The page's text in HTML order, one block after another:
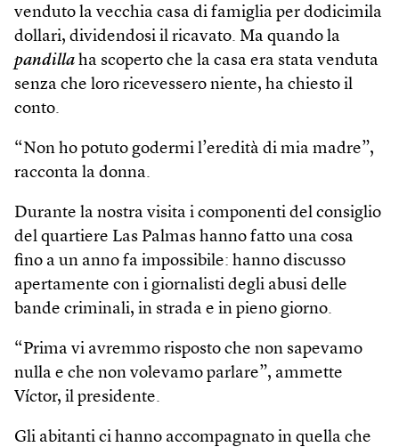
venduto la vecchia casa di famiglia per dodicimila
dollari, dividendosi il ricavato. Ma quando la
pandilla ha scoperto che la casa era stata venduta
senza che loro ricevessero niente, ha chiesto il
conto.
“Non ho potuto godermi l’eredità di mia madre”,
racconta la donna.
Durante la nostra visita i componenti del consiglio
del quartiere Las Palmas hanno fatto una cosa
fino a un anno fa impossibile: hanno discusso
apertamente con i giornalisti degli abusi delle
bande criminali, in strada e in pieno giorno.
“Prima vi avremmo risposto che non sapevamo
nulla e che non volevamo parlare”, ammette
Víctor, il presidente.
Gli abitanti ci hanno accompagnato in quella che